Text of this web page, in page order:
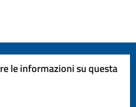
le informazioni su questa